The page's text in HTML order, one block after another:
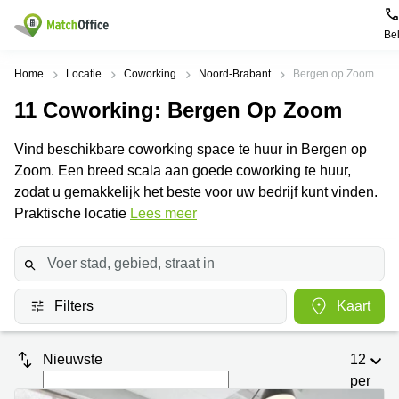
Bel
Huren / Verhuren
Productpagina's
Kantoorruimten
Business
Centers
Coworking
Vergaderruimten
Virtueel
Kantoor
Populaire
Alkmaar
Amsterdam
Oost
Amsterdam
Westpoort
Bergen
op
Zoom
Amersfoort
Breda
Populaire
Kantoorruimte
in Breda
Kantoor
Bergen
op
Zoom
Kantoor
huren
Kantoor
huren
Help
Over ons
Voeg je kantoorruimte toe
Huurprijs
Log in
Home Locatie Coworking Noord-Brabant Bergen op Zoom
11 Coworking: Bergen Op Zoom
Vind beschikbare coworking space te huur in Bergen op
Zoom. Een breed scala aan goede coworking te huur,
zodat u gemakkelijk het beste voor uw bedrijf kunt vinden.
Praktische locatie Lees meer
Filters Kaart
Nieuwste
12
per